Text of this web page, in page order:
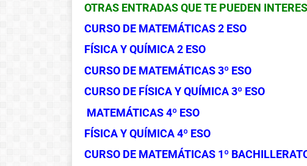
OTRAS ENTRADAS QUE TE PUEDEN
CURSO DE MATEMÁTICAS 2 ESO
FÍSICA Y QUÍMICA 2 ESO
CURSO DE MATEMÁTICAS 3º ESO
CURSO DE FÍSICA Y QUÍMICA 3º ESO
MATEMÁTICAS 4º ESO
FÍSICA Y QUÍMICA 4º ESO
CURSO DE MATEMÁTICAS 1º